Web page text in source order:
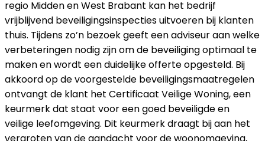
regio Midden en West Brabant kan het bedrijf
vrijblijvend beveiligingsinspecties uitvoeren bij klanten
thuis. Tijdens zo’n bezoek geeft een adviseur aan welke
verbeteringen nodig zijn om de beveiliging optimaal te
maken en wordt een duidelijke offerte opgesteld. Bij
akkoord op de voorgestelde beveiligingsmaatregelen
ontvangt de klant het Certificaat Veilige Woning, een
keurmerk dat staat voor een goed beveiligde en
veilige leefomgeving. Dit keurmerk draagt bij aan het